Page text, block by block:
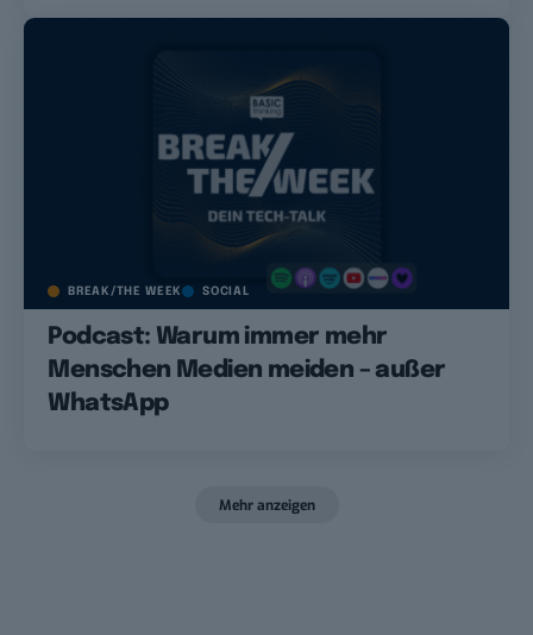
BREAK/THE WEEK SOCIAL
Podcast: Warum immer mehr
Menschen Medien meiden – außer
WhatsApp
Mehr anzeigen